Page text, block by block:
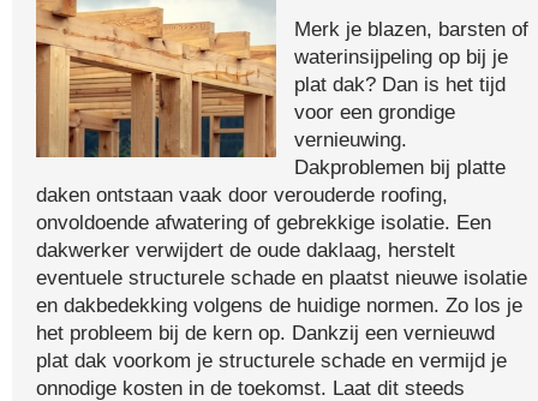
Merk je blazen, barsten of
waterinsijpeling op bij je
plat dak? Dan is het tijd
voor een grondige
vernieuwing.
Dakproblemen bij platte
daken ontstaan vaak door verouderde roofing,
onvoldoende afwatering of gebrekkige isolatie. Een
dakwerker verwijdert de oude daklaag, herstelt
eventuele structurele schade en plaatst nieuwe isolatie
en dakbedekking volgens de huidige normen. Zo los je
het probleem bij de kern op. Dankzij een vernieuwd
plat dak voorkom je structurele schade en vermijd je
onnodige kosten in de toekomst. Laat dit steeds